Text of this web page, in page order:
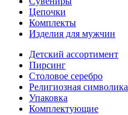
Цепочки
Комплекты
Изделия для мужчин
Детский ассортимент
Пирсинг
Столовое серебро
Религиозная символика
Упаковка
Комплектующие